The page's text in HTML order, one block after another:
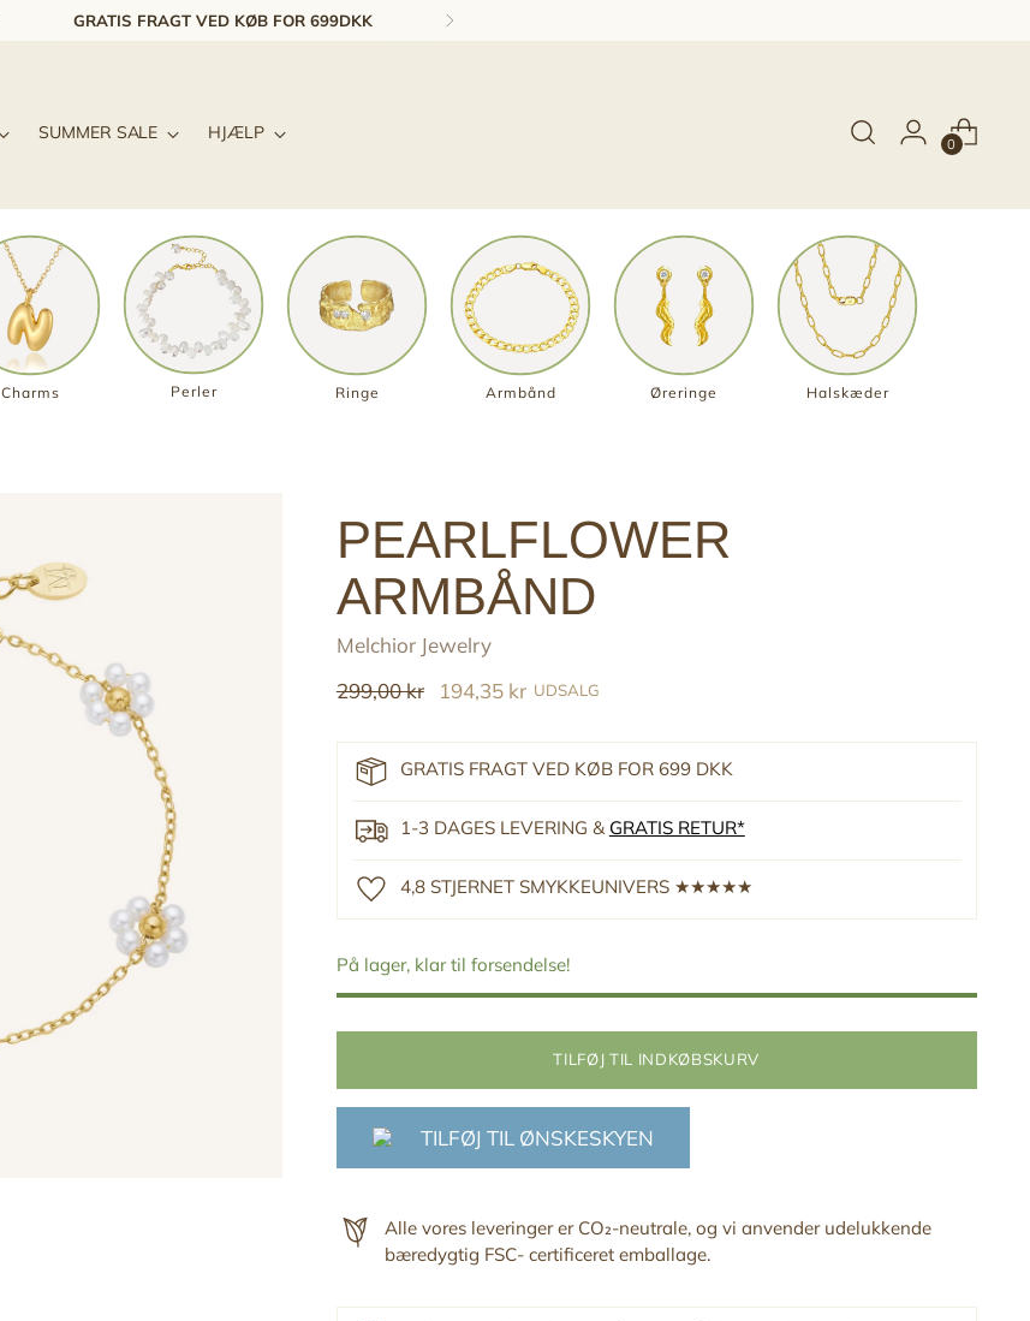
GRATIS FRAGT VED KØB FOR 699DKK
SUMMER SALE HJÆLP
0
Charms
Perler Ringe Armbånd Øreringe Halskæder
PEARLFLOWER
ARMBÅND
Melchior Jewelry
Reguler
299,00 kr 194,35 kr UDSALG
GRATIS FRAGT VED KØB FOR 699 DKK
1-3 DAGES LEVERING & GRATIS RETUR*
4,8 STJERNET SMYKKEUNIVERS ★★★★★
På lager, klar til forsendelse!
TILFØJ TIL INDKØBSKURV
TILFØJ TIL ØNSKESKYEN
Alle vores leveringer er CO₂-neutrale, og vi anvender udelukkende
bæredygtig FSC- certificeret emballage.